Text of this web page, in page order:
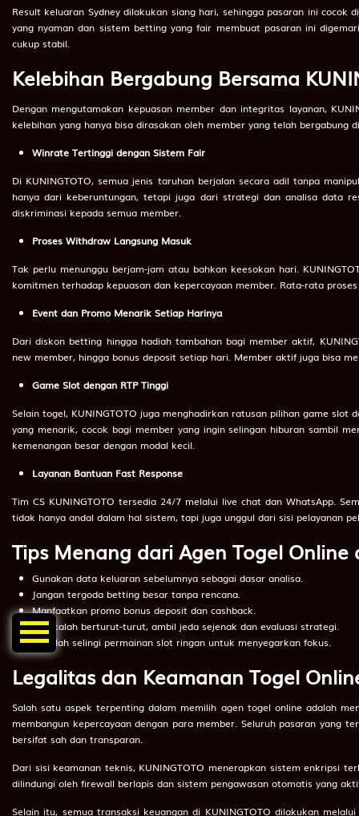
72
Tukang Pulpen
73
74
Truk Barang
76
Anting-anting
77
Api
78
Arang
79
Topi
80
Arloji
81
Tokong Tepi Jalan
82
Toko Kain
83
Tiup Harmonika
Ayam Kalkun
86
Babi Hutan
89
Baju Cina
90
Baker Rumput
91
Ballpen
92
Balsem
93
Timbangan
95
96
Timang Anak
98
Timah
99
Bantal
Result keluaran Sydney dilakukan siang hari, sehingga pasaran ini
yang nyaman dan sistem betting yang fair membuat pasaran ini
cukup stabil.
Kelebihan Bergabung Bersama
Dengan mengutamakan kepuasan member dan integritas layanan,
kelebihan yang hanya bisa dirasakan oleh member yang telah bergabung
Winrate Tertinggi dengan Sistem Fair
Di KUNINGTOTO, semua jenis taruhan berjalan secara adil tanpa
hanya dari keberuntungan, tetapi juga dari strategi dan analisa data
diskriminasi kepada semua member.
Proses Withdraw Langsung Masuk
Tak perlu menunggu berjam-jam atau bahkan keesokan hari.
komitmen terhadap kepuasan dan kepercayaan member. Rata-rata
Event dan Promo Menarik Setiap Harinya
Dari diskon betting hingga hadiah tambahan bagi member aktif,
new member, hingga bonus deposit setiap hari. Member aktif juga bisa
Game Slot dengan RTP Tinggi
Selain togel, KUNINGTOTO juga menghadirkan ratusan pilihan game
yang menarik, cocok bagi member yang ingin selingan hiburan sambil
kemenangan besar dengan modal kecil.
Layanan Bantuan Fast Response
Tim CS KUNINGTOTO tersedia 24/7 melalui live chat dan WhatsApp.
tidak hanya andal dalam hal sistem, tapi juga unggul dari sisi pelayanan
Tips Menang dari Agen Togel Online
Gunakan data keluaran sebelumnya sebagai dasar analisa.
Jangan tergoda betting besar tanpa rencana.
Manfaatkan promo bonus deposit dan cashback.
Jika kalah berturut-turut, ambil jeda sejenak dan evaluasi strategi.
Cobalah selingi permainan slot ringan untuk menyegarkan fokus.
Legalitas dan Keamanan Togel
Salah satu aspek terpenting dalam memilih agen togel online adalah
membangun kepercayaan dengan para member. Seluruh pasaran yang
bersifat sah dan transparan.
Dari sisi keamanan teknis, KUNINGTOTO menerapkan sistem enkripsi
dilindungi oleh firewall berlapis dan sistem pengawasan otomatis yang
Selain itu, semua transaksi keuangan di KUNINGTOTO dilakukan